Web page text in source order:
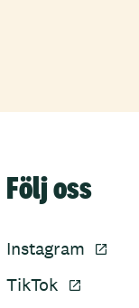
Följ oss
Instagram
TikTok